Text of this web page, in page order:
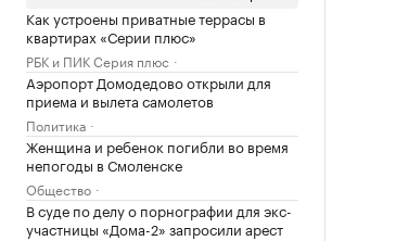
Как устроены приватные террасы в
квартирах «Серии плюс»
РБК и ПИК Серия плюс
Аэропорт Домодедово открыли для
приема и вылета самолетов
Политика
Женщина и ребенок погибли во время
непогоды в Смоленске
Общество
В суде по делу о порнографии для экс-
участницы «Дома-2» запросили арест